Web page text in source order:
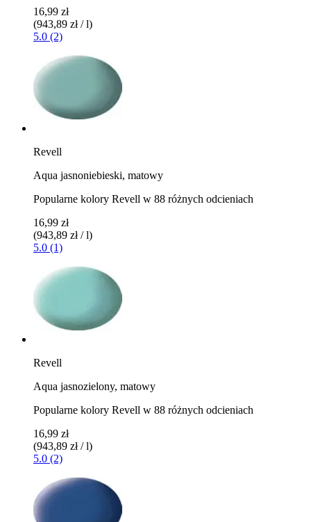
16,99 zł
(943,89 zł / l)
5.0 (2)
Revell
Aqua jasnoniebieski, matowy
Popularne kolory Revell w 88 różnych odcieniach
16,99 zł
(943,89 zł / l)
5.0 (1)
Revell
Aqua jasnozielony, matowy
Popularne kolory Revell w 88 różnych odcieniach
16,99 zł
(943,89 zł / l)
5.0 (2)